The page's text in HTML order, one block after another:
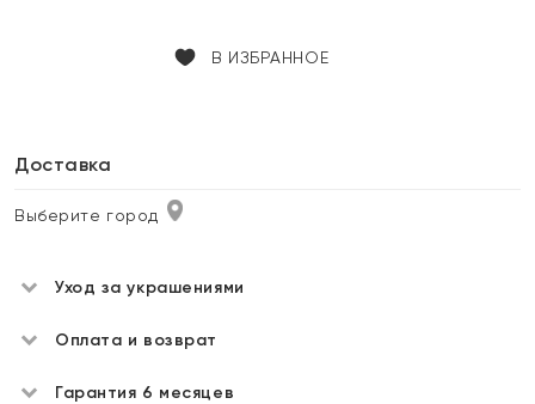
В ИЗБРАННОЕ
Доставка
Выберите город
Уход за украшениями
Оплата и возврат
Гарантия 6 месяцев